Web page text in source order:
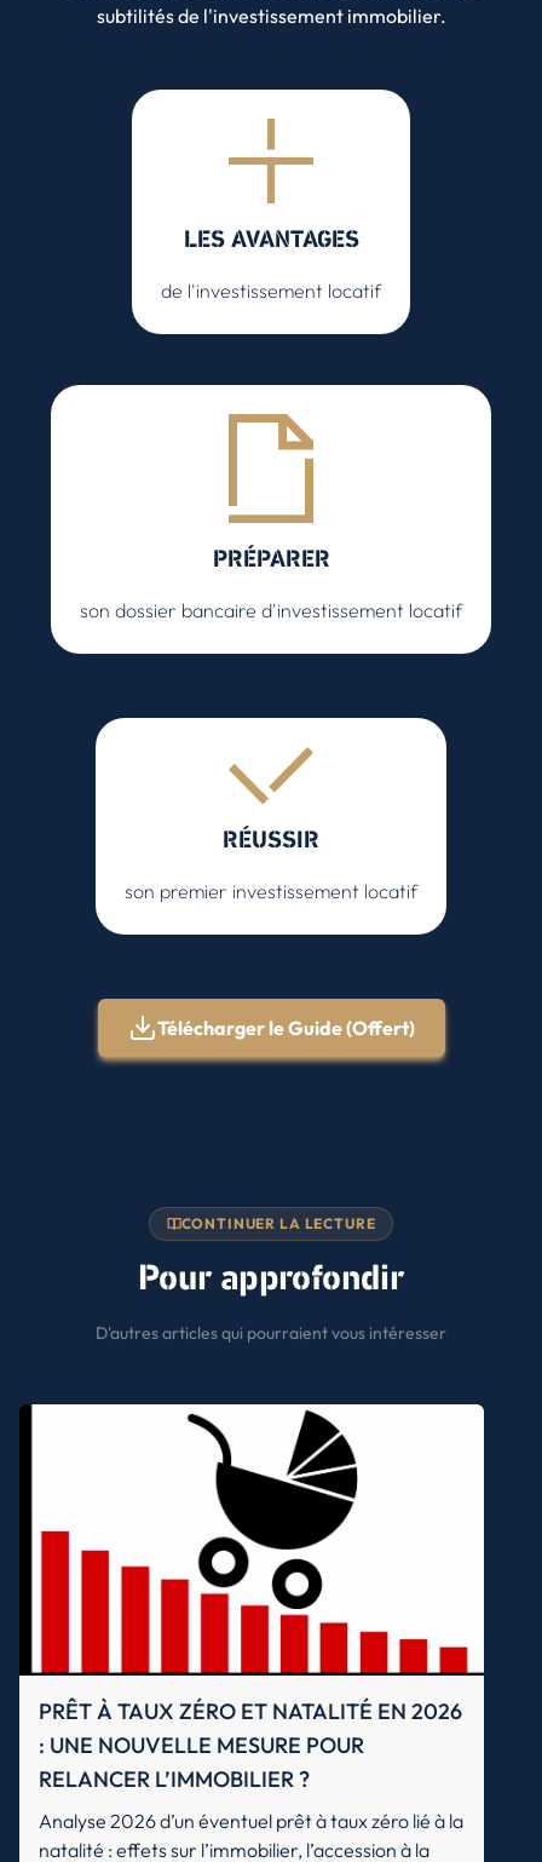
subtilités de l'investissement immobilier.
LES AVANTAGES
de l'investissement locatif
PRÉPARER
son dossier bancaire d'investissement locatif
RÉUSSIR
son premier investissement locatif
Télécharger le Guide (Offert)
CONTINUER LA LECTURE
Pour approfondir
D'autres articles qui pourraient vous intéresser
PRÊT À TAUX ZÉRO ET NATALITÉ EN 2026
: UNE NOUVELLE MESURE POUR
RELANCER L’IMMOBILIER ?
Analyse 2026 d’un éventuel prêt à taux zéro lié à la
natalité : effets sur l’immobilier, l’accession à la